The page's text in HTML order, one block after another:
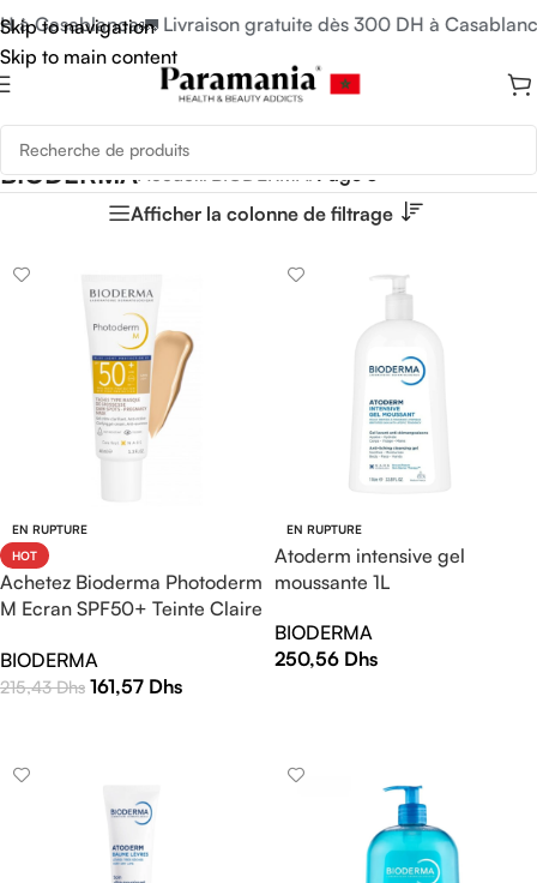
Skip to navigation
Skip to main content
🚛 Livraison gratuite dès 300 DH à Casablanca
BIODERMAAccueil/BIODERMA/Page 3
Afficher la colonne de filtrage
EN RUPTURE
HOT
Achetez Bioderma Photoderm
M Ecran SPF50+ Teinte Claire
Haute Efficacité
BIODERMA
215,43Dhs 161,57 Dhs
EN RUPTURE
Atoderm intensive gel
moussante 1L
BIODERMA
250,56 Dhs